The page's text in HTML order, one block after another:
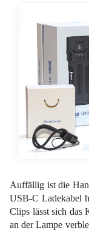
Auffällig ist die
USB-C Ladekabel
Clips lässt sich das
an der Lampe